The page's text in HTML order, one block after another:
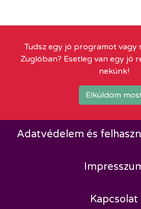
Tudsz egy jó programot vagy
Zuglóban? Esetleg van egy jó
nekünk!
Elküldöm
Adatvédelem és
Kapcsolat